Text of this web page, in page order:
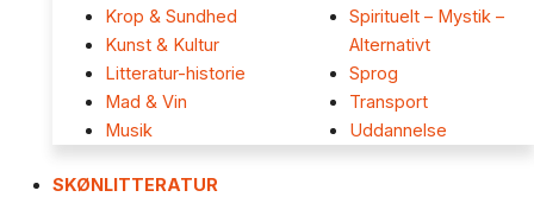
Krop & Sundhed
Kunst & Kultur
Litteratur-historie
Mad & Vin
Musik
Spirituelt – Mystik –
Alternativt
Sprog
Transport
Uddannelse
SKØNLITTERATUR